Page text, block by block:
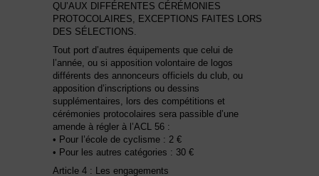
QU’AUX DIFFÉRENTES CÉRÉMONIES
PROTOCOLAIRES, EXCEPTIONS FAITES LORS
DES SÉLECTIONS.
Tout port d’autres équipements que celui de
l’année, ou si apposition volontaire de logos
différents des annonceurs officiels du club, ou
apposition d’inscriptions ou dessins
supplémentaires, lors des compétitions et
cérémonies protocolaires sera passible d’une
amende à régler à l’ACL 56 :
• Pour l’école de cyclisme : 2 €
• Pour les autres catégories : 30 €
Article 4 : Les engagements